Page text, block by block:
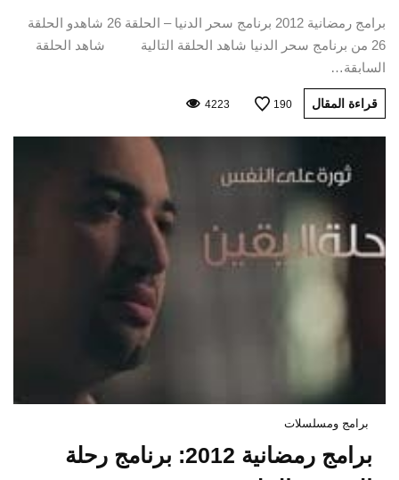
برامج رمضانية 2012 برنامج سحر الدنيا – الحلقة 26 شاهدو الحلقة
26 من برنامج سحر الدنيا شاهد الحلقة التالية شاهد الحلقة
السابقة…
قراءة المقال 190
4223
برامج ومسلسلات
برامج رمضانية 2012: برنامج رحلة